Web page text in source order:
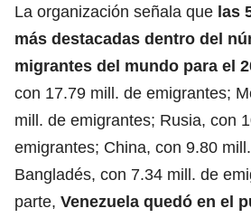
La organización señala que las
más destacadas dentro del
migrantes del mundo para el
con 17.79 mill. de emigrantes;
mill. de emigrantes; Rusia, con
emigrantes; China, con 9.80
Bangladés, con 7.34 mill. de
parte, Venezuela quedó en el